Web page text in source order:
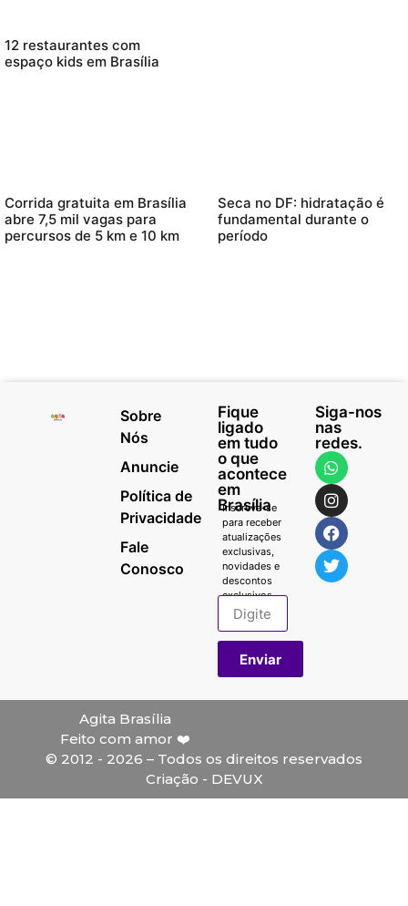
12 restaurantes com
espaço kids em Brasília
Corrida gratuita em Brasília
abre 7,5 mil vagas para
percursos de 5 km e 10 km
Seca no DF: hidratação é
fundamental durante o
período
Sobre
Nós
Anuncie
Política de
Privacidade
Fale
Conosco
Fique
ligado
em tudo
o que
acontece
em
Brasília
Inscreva-se
para receber
atualizações
exclusivas,
novidades e
descontos
exclusivos.
Enviar
Siga-nos
nas
redes.
Agita Brasília
Feito com amor ❤️
© 2012 - 2026 – Todos os direitos reservados
Criação - DEVUX